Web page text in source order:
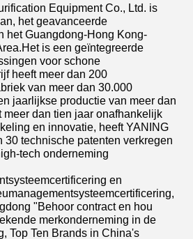
Equipment Co., Ltd. is
het geavanceerde
het Guangdong-Hong Kong-
is een geïntegreerde
voor schone
heeft meer dan 200
van meer dan 30.000
jaarlijkse productie van meer dan
dan tien jaar onafhankelijk
en innovatie, heeft YANING
30 technische patenten verkregen
tech onderneming
en
"Behoor contract en hou
merkonderneming in de
Top Ten Brands in China's